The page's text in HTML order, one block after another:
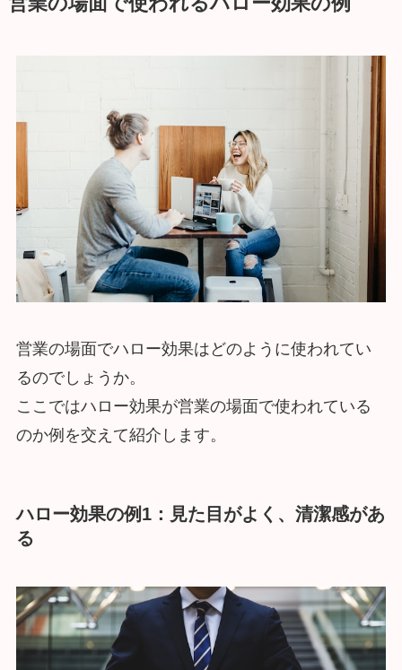
営業の場面でハロー効果はどのように使われてい
るのでしょうか。
ここではハロー効果が営業の場面で使われている
のか例を交えて紹介します。
ハロー効果の例1：見た目がよく、清潔感があ
る